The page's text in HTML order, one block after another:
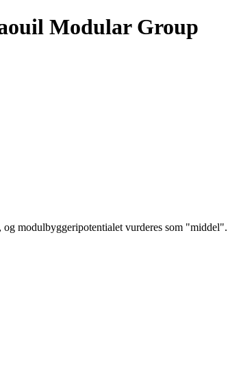
Modular Group
modulbyggeripotentialet vurderes som "middel".